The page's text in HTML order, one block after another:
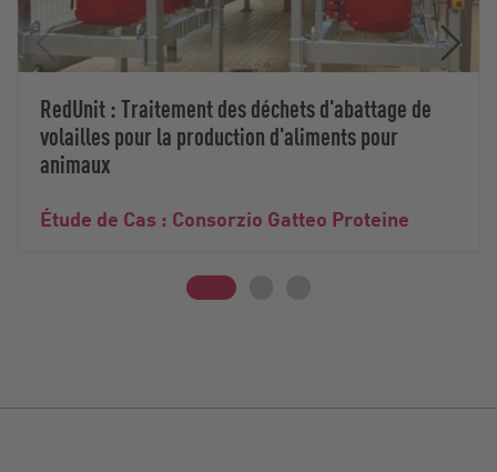
RedUnit : Traitement des déchets d'abattage de
volailles pour la production d'aliments pour
animaux
Étude de Cas : Consorzio Gatteo Proteine